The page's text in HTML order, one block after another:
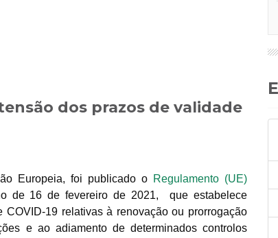
dos prazos de validade
Europeia, foi publicado o Regulamento (UE)
de 16 de fevereiro de 2021, que estabelece
19 relativas à renovação ou prorrogação
e ao adiamento de determinados controlos